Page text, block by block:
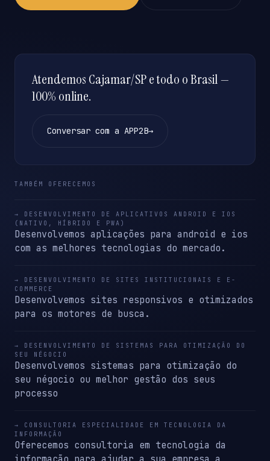
Atendemos Cajamar/SP e todo o Brasil —
100% online.
Conversar com a APP2B→
TAMBÉM OFERECEMOS
→ DESENVOLVIMENTO DE APLICATIVOS ANDROID E IOS
(NATIVO, HÍBRIDO E PWA)
Desenvolvemos aplicações para android e ios
com as melhores tecnologias do mercado.
→ DESENVOLVIMENTO DE SITES INSTITUCIONAIS E E-
COMMERCE
Desenvolvemos sites responsivos e otimizados
para os motores de busca.
→ DESENVOLVIMENTO DE SISTEMAS PARA OTIMIZAÇÃO DO
SEU NÉGOCIO
Desenvolvemos sistemas para otimização do
seu négocio ou melhor gestão dos seus
processo
→ CONSULTORIA ESPECIALIDADE EM TECNOLOGIA DA
INFORMAÇÃO
Oferecemos consultoria em tecnologia da